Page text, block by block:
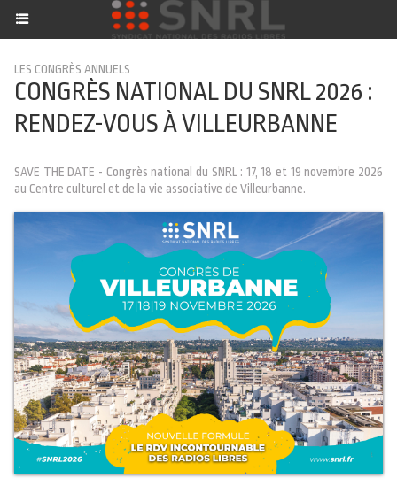
LES CONGRÈS ANNUELS
CONGRÈS NATIONAL DU SNRL 2026 :
RENDEZ-VOUS À VILLEURBANNE
SAVE THE DATE - Congrès national du SNRL : 17, 18 et 19 novembre 2026
au Centre culturel et de la vie associative de Villeurbanne.